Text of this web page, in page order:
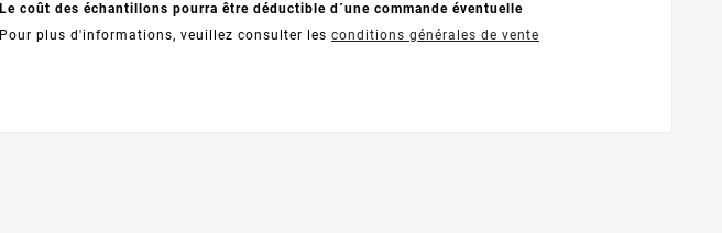
Le coût des échantillons pourra être déductible d´une commande éventuelle
Pour plus d'informations, veuillez consulter les conditions générales de vente